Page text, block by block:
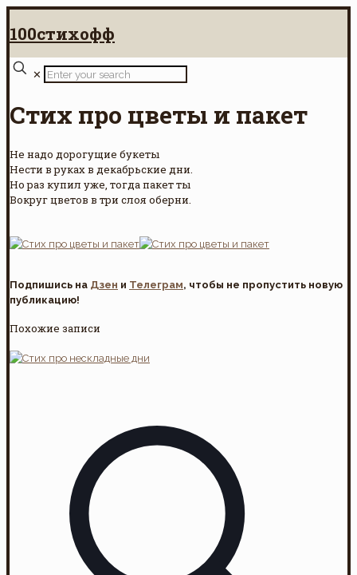
100стихофф
✕
Стих про цветы и пакет
Не надо дорогущие букеты
Нести в руках в декабрьские дни.
Но раз купил уже, тогда пакет ты
Вокруг цветов в три слоя оберни.
Подпишись на Дзен и Телеграм, чтобы не пропустить новую
публикацию!
Похожие записи